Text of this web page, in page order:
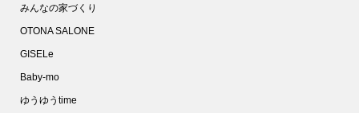
みんなの家づくり
OTONA SALONE
GISELe
Baby-mo
ゆうゆうtime